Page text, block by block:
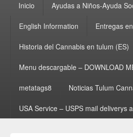
principalInicio Ayudas a Niños-Ayuda
English Information Entregas
Historia del Cannabis en tulum (ES)
Menu descargable – DOWNLOAD
metatags8 Noticias Tulum
USA Service – USPS mail deliverys